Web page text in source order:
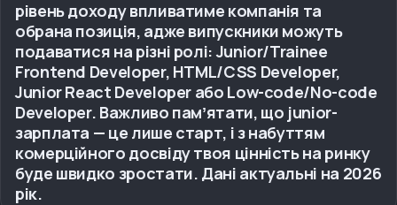
рівень доходу впливатиме компанія та
обрана позиція, адже випускники можуть
подаватися на різні ролі: Junior/Trainee
Frontend Developer, HTML/CSS Developer,
Junior React Developer або Low-code/No-code
Developer. Важливо памʼятати, що junior-
зарплата — це лише старт, і з набуттям
комерційного досвіду твоя цінність на ринку
буде швидко зростати. Дані актуальні на 2026
рік.